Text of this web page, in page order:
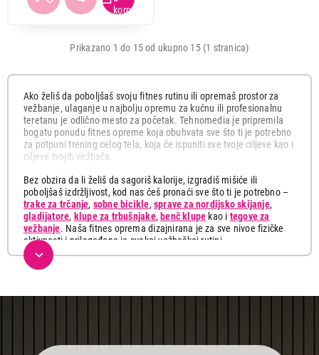
Prikazano 1 do 15 od ukupno 15 (1 stranica)
Ako želiš da poboljšaš svoju fitnes rutinu ili opremaš prostor za
vežbanje, ulaganje u najbolju opremu za kućnu ili profesionalnu
teretanu je odlično mesto za početak. Tehnomedia je pripremila
bogatu ponudu fitnes opreme koja obuhvata sve što ti je potrebno
za potpuni trening celog tela, koja će ispuniti sve tvoje ciljeve kao i
ciljeve tvojih vežbača.
Bez obzira da li želiš da sagoriš kalorije, izgradiš mišiće ili
poboljšaš izdržljivost, kod nas ćeš pronaći sve što ti je potrebno –
trake za trčanje, sobne bicikle, sprave za nordijsko skijanje,
gladijatore, klupe za trbušnjake, benč klupe kao i tegove za
vežbanje. Naša fitnes oprema dizajnirana je za sve nivoe fizičke
aktivnosti i prilagođena je svakoj vežbačkoj rutini.
Uz pravu opremu, lako ćeš kreirati vrhunski trening plan u
Vežbe kod kuće imaju velike prednosti u odnosu na odlazak u
spravu.